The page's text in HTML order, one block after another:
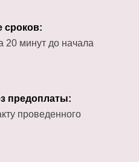
сроков:
20 минут до начала
предоплаты:
проведенного